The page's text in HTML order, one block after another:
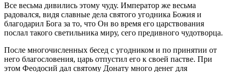
Все весьма дивились этому чуду. Император же весьма
радовался, видя славные дела святого угодника Божия и
благодарил Бога за то, что Он во время его царствования
послал такого светильника миру, сего предивного чудотворца.
После многочисленных бесед с угодником и по принятии от
него благословения, царь отпустил его к своей пастве. При
этом Феодосий дал святому Донату много денег для